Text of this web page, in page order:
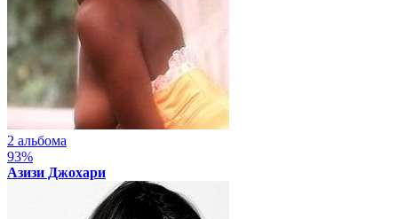
2 альбома
93%
Азизи Джохари